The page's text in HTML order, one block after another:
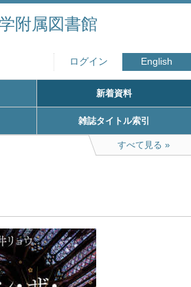
附属図書館
ログイン English
新着資料
雑誌タイトル索引
すべて見る